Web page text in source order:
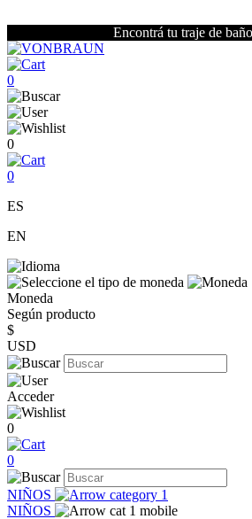
Encontrá tu traje de
0
0
0
ES
EN
Moneda
Según producto
$
USD
Acceder
0
0
NIÑOS
NIÑOS